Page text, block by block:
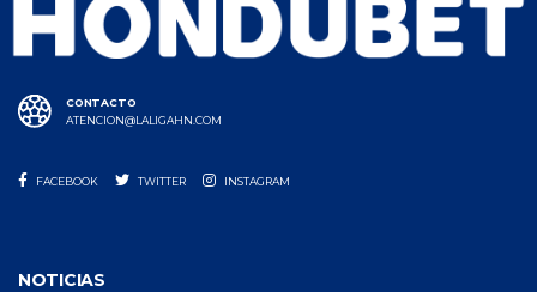
CONTACTO
ATENCION@LALIGAHN.COM
FACEBOOK TWITTER INSTAGRAM
NOTICIAS